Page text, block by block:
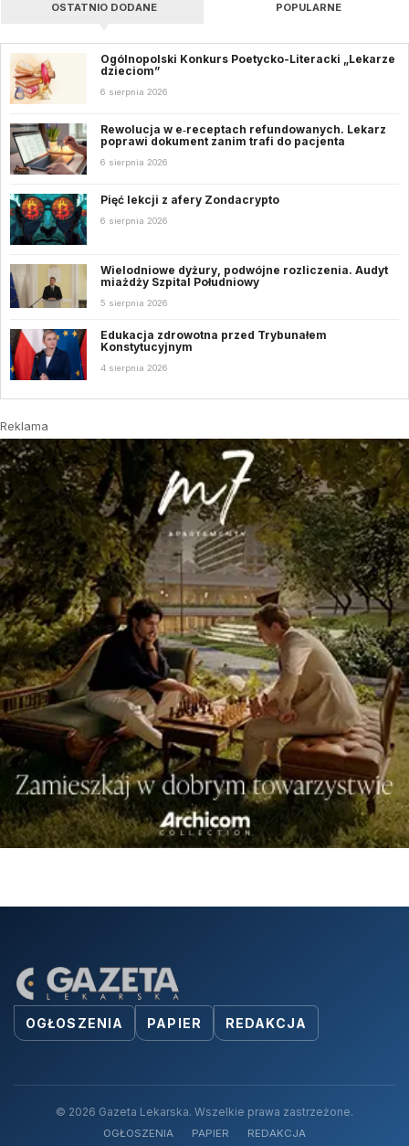
OSTATNIO DODANE POPULARNE
Ogólnopolski Konkurs Poetycko-Literacki „Lekarze
dzieciom”
6 sierpnia 2026
Rewolucja w e‑receptach refundowanych. Lekarz
poprawi dokument zanim trafi do pacjenta
6 sierpnia 2026
Pięć lekcji z afery Zondacrypto
6 sierpnia 2026
Wielodniowe dyżury, podwójne rozliczenia. Audyt
miażdży Szpital Południowy
5 sierpnia 2026
Edukacja zdrowotna przed Trybunałem
Konstytucyjnym
4 sierpnia 2026
Reklama
OGŁOSZENIA PAPIER REDAKCJA
© 2026 Gazeta Lekarska. Wszelkie prawa zastrzeżone.
OGŁOSZENIA PAPIER REDAKCJA